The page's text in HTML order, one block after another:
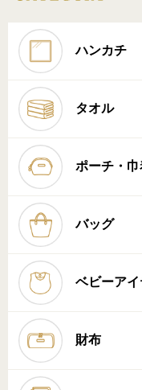
ハンカチ
タオル
ポーチ・巾
バッグ
ベビーアイ
財布